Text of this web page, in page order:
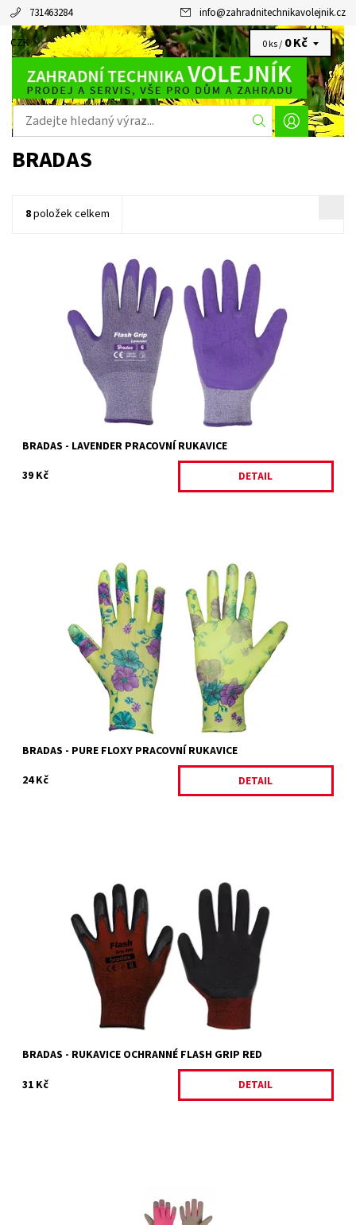
731463284 info@zahradnitechnikavolejnik.cz
CZK 0 ks / 0 Kč
BRADAS
8položek celkem
RUKAVICE OCHRANNÉ FIALOVÉ LAVENDER
Objednáno
20822/7
BRADAS
BRADAS - LAVENDER PRACOVNÍ RUKAVICE
39 Kč
DETAIL
RUKAVICE OCHRANNÉ PURE FLOXY
Vyprodáno
20819/8
BRADAS
BRADAS - PURE FLOXY PRACOVNÍ RUKAVICE
24 Kč
DETAIL
Rukavice ochranné Rukavice z polyesteru a spandexu - steh
13.Pěnové latexové prsty.Odolnost proti proříznutí a roztržení
Dostupnost:
Skladem 3 ks
27361/8
BRADAS
BRADAS - RUKAVICE OCHRANNÉ FLASH GRIP RED
31 Kč
DETAIL
Skladem 4 ks